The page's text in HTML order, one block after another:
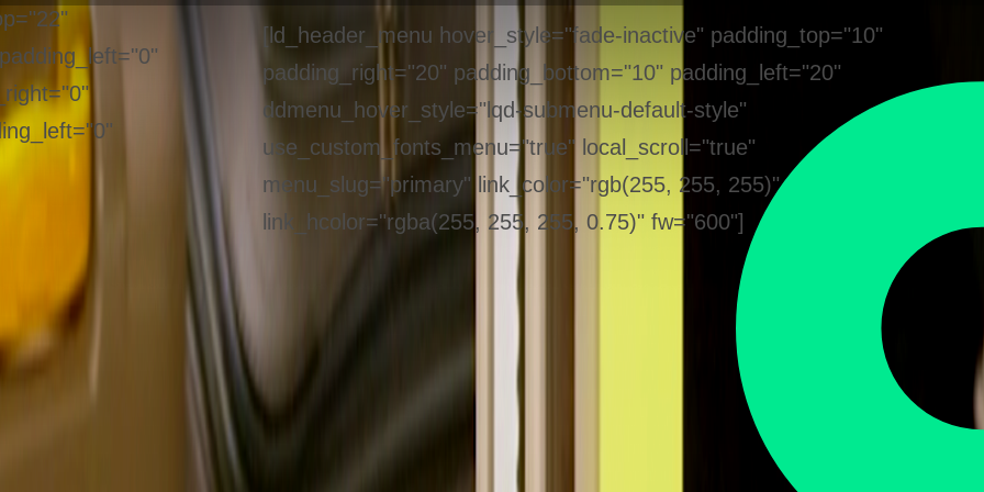
[ld_header_menu hover_style="fade-inactive" padding_top="10"
padding_right="20" padding_bottom="10" padding_left="20"
ddmenu_hover_style="lqd-submenu-default-style"
use_custom_fonts_menu="true" local_scroll="true"
menu_slug="primary" link_color="rgb(255, 255, 255)"
link_hcolor="rgba(255, 255, 255, 0.75)" fw="600"]